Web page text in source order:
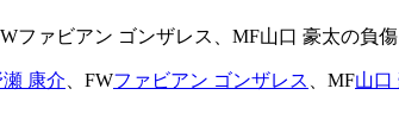
ファビアン ゴンザレス、MF山口 豪太の負
康介 、FWファビアン ゴンザレス 、MF山口